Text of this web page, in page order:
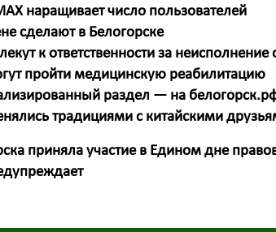
наращивает число пользователей
сделают в Белогорске
к ответственности за неисполнение
пройти медицинскую реабилитацию
раздел — на
традициями с китайскими
приняла участие в Едином дне